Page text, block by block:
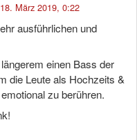
18. März 2019, 0:22
ausführlichen und
einen Bass der
die Leute als Hochzeits &
zu berühren.